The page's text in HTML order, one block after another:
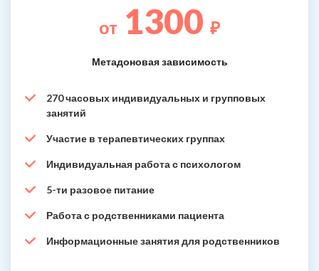
от 1300 ₽
Метадоновая зависимость
270 часовых индивидуальных и групповых
занятий
Участие в терапевтических группах
Индивидуальная работа с психологом
5-ти разовое питание
Работа с родственниками пациента
Информационные занятия для родственников